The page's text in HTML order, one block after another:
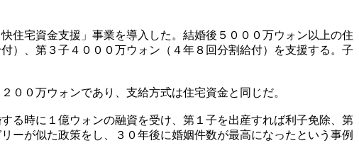
住宅資金支援」事業を導入した。結婚後５０００万ウォン以上の住
）、第３子４０００万ウォン（４年８回分割給付）を支援する。子
００万ウォンであり、支給方式は住宅資金と同じだ。
る時に１億ウォンの融資を受け、第１子を出産すれば利子免除、第
ーが似た政策をし、３０年後に婚姻件数が最高になったという事例